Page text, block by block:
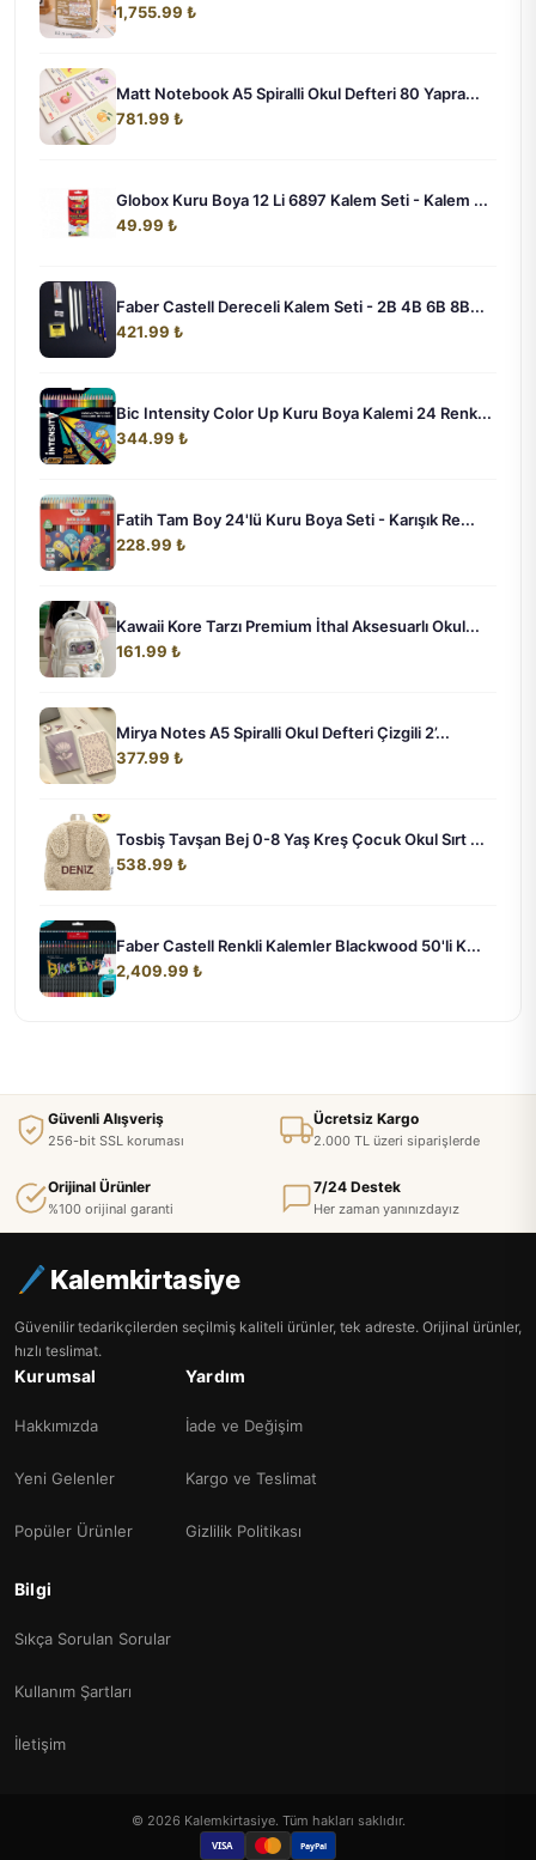
1,755.99 ₺
Matt Notebook A5 Spiralli Okul Defteri 80 Yapra...
781.99 ₺
Globox Kuru Boya 12 Li 6897 Kalem Seti - Kalem ...
49.99 ₺
Faber Castell Dereceli Kalem Seti - 2B 4B 6B 8B...
421.99 ₺
Bic Intensity Color Up Kuru Boya Kalemi 24 Renk...
344.99 ₺
Fatih Tam Boy 24'lü Kuru Boya Seti - Karışık Re...
228.99 ₺
Kawaii Kore Tarzı Premium İthal Aksesuarlı Okul...
161.99 ₺
Mirya Notes A5 Spiralli Okul Defteri Çizgili 2’...
377.99 ₺
Tosbiş Tavşan Bej 0-8 Yaş Kreş Çocuk Okul Sırt ...
538.99 ₺
Faber Castell Renkli Kalemler Blackwood 50'li K...
2,409.99 ₺
Güvenli Alışveriş
256-bit SSL koruması
Ücretsiz Kargo
2.000 TL üzeri siparişlerde
Orijinal Ürünler
%100 orijinal garanti
7/24 Destek
Her zaman yanınızdayız
Kalemkirtasiye
Güvenilir tedarikçilerden seçilmiş kaliteli ürünler, tek adreste. Orijinal ürünler,
hızlı teslimat.
Kurumsal
Hakkımızda
Yeni Gelenler
Popüler Ürünler
Yardım
İade ve Değişim
Kargo ve Teslimat
Gizlilik Politikası
Bilgi
Sıkça Sorulan Sorular
Kullanım Şartları
İletişim
© 2026 Kalemkirtasiye. Tüm hakları saklıdır.
VISA PayPal